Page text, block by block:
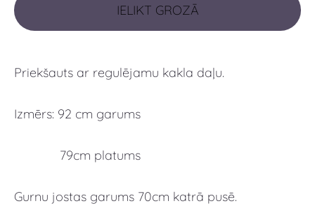
IELIKT GROZĀ
Priekšauts ar regulējamu kakla daļu.
Izmērs: 92 cm garums
79cm platums
Gurnu jostas garums 70cm katrā pusē.